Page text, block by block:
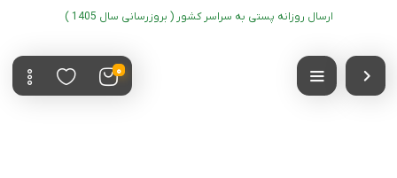
ارسال روزانه پستی به سراسر کشور ( بروزرسانی سال 1405 )
0